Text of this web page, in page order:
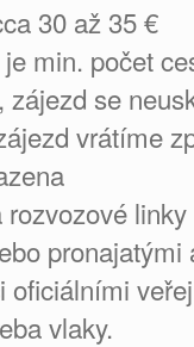
30 až 35 €
min. počet
zájezd se
vrátíme
oficiálními
vlaky.